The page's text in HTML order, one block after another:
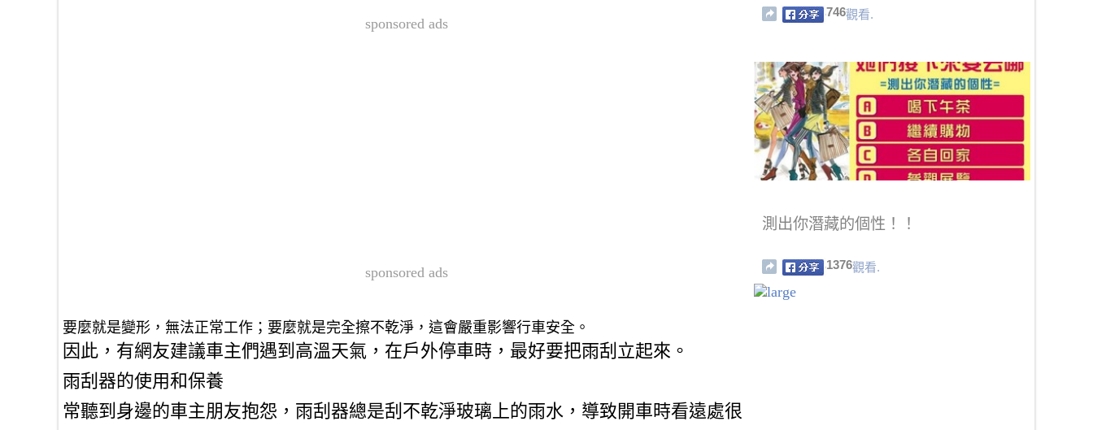
sponsored ads
sponsored ads
要麼就是變形，無法正常工作；要麼就是完全擦不乾淨，這會嚴重影響行車安全。
因此，有網友建議車主們遇到高溫天氣，在戶外停車時，最好要把雨刮立起來。
雨刮器的使用和保養
常聽到身邊的車主朋友抱怨，雨刮器總是刮不乾淨玻璃上的雨水，導致開車時看遠處很
746觀看.
測出你潛藏的個性！！
1376觀看.